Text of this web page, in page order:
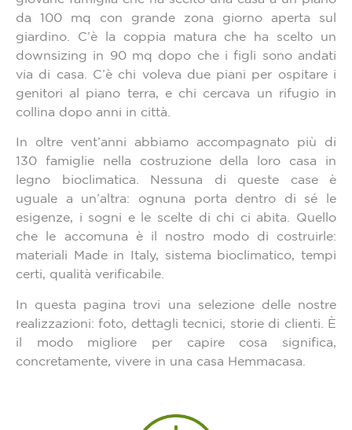
da 100 mq con grande zona giorno aperta sul
giardino. C’è la coppia matura che ha scelto un
downsizing in 90 mq dopo che i figli sono andati
via di casa. C’è chi voleva due piani per ospitare i
genitori al piano terra, e chi cercava un rifugio in
collina dopo anni in città.
In oltre vent’anni abbiamo accompagnato più di
130 famiglie nella costruzione della loro casa in
legno bioclimatica. Nessuna di queste case è
uguale a un’altra: ognuna porta dentro di sé le
esigenze, i sogni e le scelte di chi ci abita. Quello
che le accomuna è il nostro modo di costruirle:
materiali Made in Italy, sistema bioclimatico, tempi
certi, qualità verificabile.
In questa pagina trovi una selezione delle nostre
realizzazioni: foto, dettagli tecnici, storie di clienti. È
il modo migliore per capire cosa significa,
concretamente, vivere in una casa Hemmacasa.